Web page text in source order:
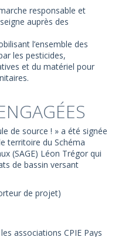
responsable et
auprès des
l’ensemble des
les pesticides,
et du matériel pour
de source ! » a été signée
territoire du Schéma
(SAGE) Léon Trégor qui
de bassin versant
de projet)
associations CPIE Pays